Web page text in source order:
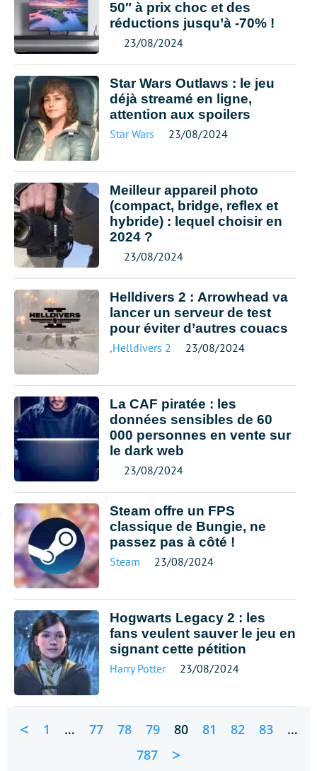
50″ à prix choc et des
réductions jusqu’à -70% !
23/08/2024
Star Wars Outlaws : le jeu
déjà streamé en ligne,
attention aux spoilers
Star Wars 23/08/2024
Meilleur appareil photo
(compact, bridge, reflex et
hybride) : lequel choisir en
2024 ?
23/08/2024
Helldivers 2 : Arrowhead va
lancer un serveur de test
pour éviter d’autres couacs
,Helldivers 2 23/08/2024
La CAF piratée : les
données sensibles de 60
000 personnes en vente sur
le dark web
23/08/2024
Steam offre un FPS
classique de Bungie, ne
passez pas à côté !
Steam 23/08/2024
Hogwarts Legacy 2 : les
fans veulent sauver le jeu en
signant cette pétition
Harry Potter 23/08/2024
< 1 … 77 78 79 80 81 82 83
…
787
>